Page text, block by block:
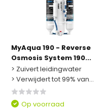
MyAqua 190 - Reverse
Osmosis System 190...
> Zuivert leidingwater
> Verwijdert tot 99% van...
Op voorraad